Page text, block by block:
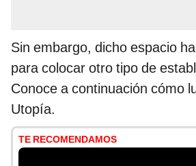
Sin embargo, dicho espacio
para colocar otro tipo de
Conoce a continuación cómo
Utopía.
TE RECOMENDAMOS